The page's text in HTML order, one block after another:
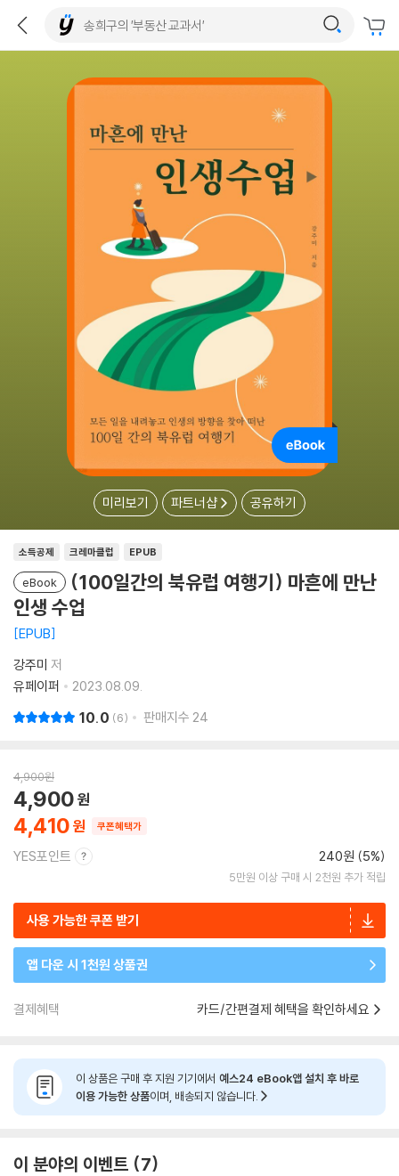
미리보기 파트너샵 공유하기
소득공제 크레마클럽 EPUB
eBook
(100일간의 북유럽 여행기) 마흔에 만난
인생 수업
EPUB
강주미 저
유페이퍼
2023.08.09.
10.0 6 판매지수 24
4,900원
4,410
4,900
쿠폰혜택가
YES포인트 240원 (5%)
5만원 이상 구매 시 2천원 추가 적립
사용 가능한 쿠폰 받기
앱 다운 시 1천원 상품권
결제혜택 카드/간편결제 혜택을 확인하세요
이 상품은 구매 후 지원 기기에서 예스24 eBook앱 설치 후 바로
이용 가능한 상품이며, 배송되지 않습니다.
이 분야의 이벤트 7